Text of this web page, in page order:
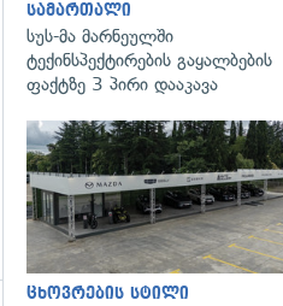
სამართალი
სუს-მა მარნეულში
ტექინსპექტირების გაყალბების
ფაქტზე 3 პირი დააკავა
ცხოვრების სტილი